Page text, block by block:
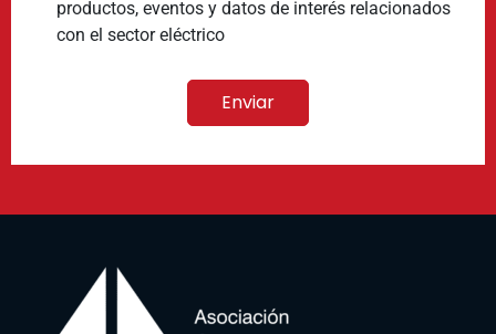
productos, eventos y datos de interés relacionados
con el sector eléctrico